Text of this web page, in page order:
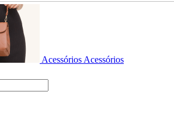
Acessórios Acessórios